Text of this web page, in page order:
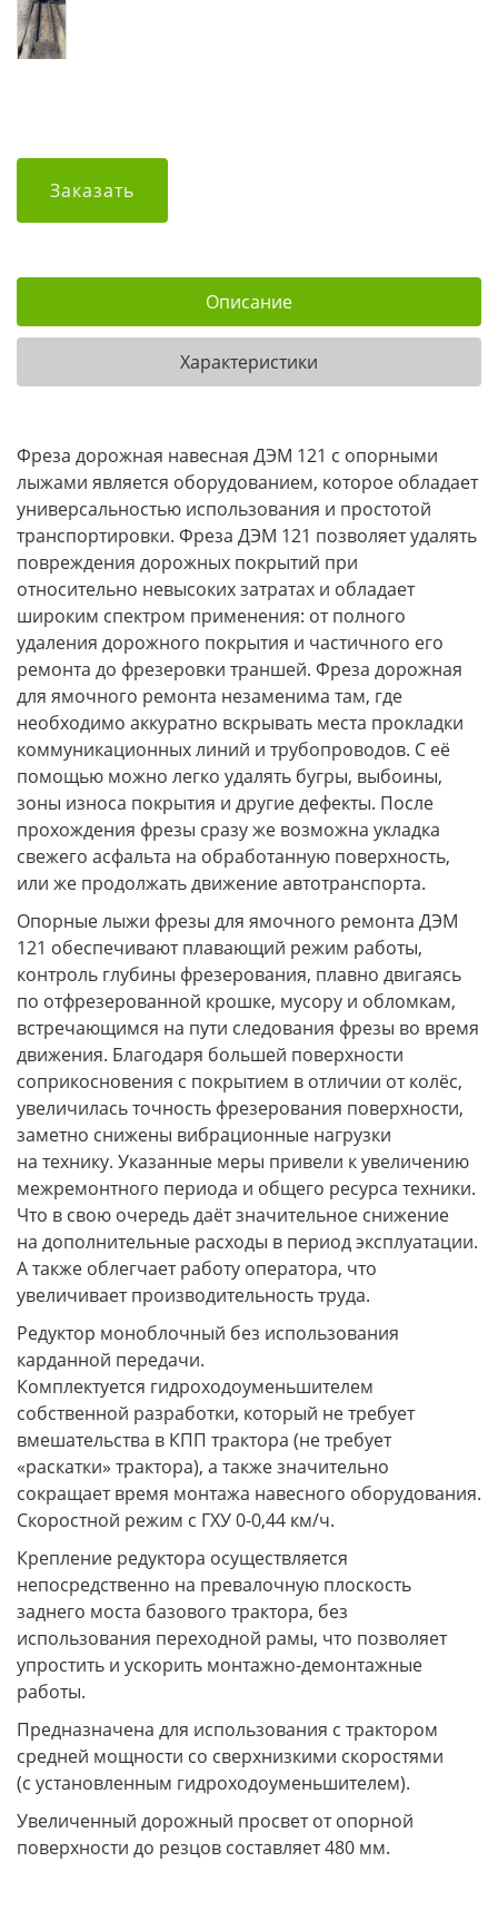
Заказать
Описание
Характеристики
Фреза дорожная навесная ДЭМ 121 с опорными
лыжами является оборудованием, которое обладает
универсальностью использования и простотой
транспортировки. Фреза ДЭМ 121 позволяет удалять
повреждения дорожных покрытий при
относительно невысоких затратах и обладает
широким спектром применения: от полного
удаления дорожного покрытия и частичного его
ремонта до фрезеровки траншей. Фреза дорожная
для ямочного ремонта незаменима там, где
необходимо аккуратно вскрывать места прокладки
коммуникационных линий и трубопроводов. С её
помощью можно легко удалять бугры, выбоины,
зоны износа покрытия и другие дефекты. После
прохождения фрезы сразу же возможна укладка
свежего асфальта на обработанную поверхность,
или же продолжать движение автотранспорта.
Опорные лыжи фрезы для ямочного ремонта ДЭМ
121 обеспечивают плавающий режим работы,
контроль глубины фрезерования, плавно двигаясь
по отфрезерованной крошке, мусору и обломкам,
встречающимся на пути следования фрезы во время
движения. Благодаря большей поверхности
соприкосновения с покрытием в отличии от колёс,
увеличилась точность фрезерования поверхности,
заметно снижены вибрационные нагрузки
на технику. Указанные меры привели к увеличению
межремонтного периода и общего ресурса техники.
Что в свою очередь даёт значительное снижение
на дополнительные расходы в период эксплуатации.
А также облегчает работу оператора, что
увеличивает производительность труда.
Редуктор моноблочный без использования
карданной передачи.
Комплектуется гидроходоуменьшителем
собственной разработки, который не требует
вмешательства в КПП трактора (не требует
«раскатки» трактора), а также значительно
сокращает время монтажа навесного оборудования.
Скоростной режим с ГХУ 0-0,44 км/ч.
Крепление редуктора осуществляется
непосредственно на превалочную плоскость
заднего моста базового трактора, без
использования переходной рамы, что позволяет
упростить и ускорить монтажно-демонтажные
работы.
Предназначена для использования с трактором
средней мощности со сверхнизкими скоростями
(с установленным гидроходоуменьшителем).
Увеличенный дорожный просвет от опорной
поверхности до резцов составляет 480 мм.